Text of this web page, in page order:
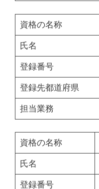
資格の名称
氏名
登録番号
登録先都道府県
担当業務
資格の名称
氏名
登録番号